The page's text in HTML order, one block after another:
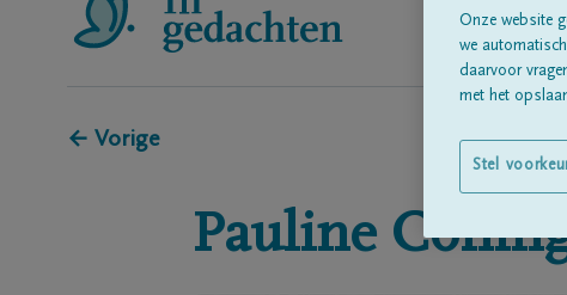
← Vorige
Pauline
Onze website
we
daarvoor
met het
Stel